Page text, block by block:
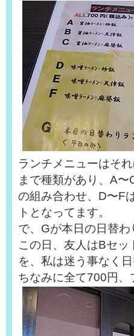
ランチメニューはそ
まで種類があり、A
の組み合わせ、D〜F
トとなってます。
で、Gが本日の日替わ
この日、友人はBセ
を、私は迷う事なく
ちなみに全て700円